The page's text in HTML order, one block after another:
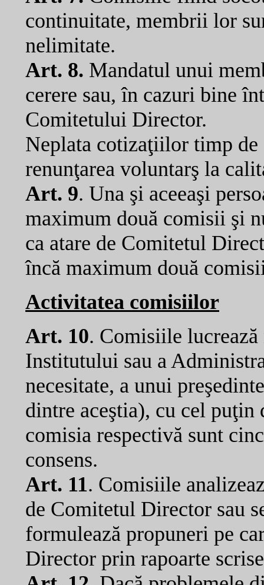
continuitate, membrii lor
nelimitate.
Art. 8. Mandatul unui
cerere sau, în cazuri bine
Comitetului Director.
Neplata cotizaţiilor timp de
renunţarea voluntarş la
Art. 9. Una şi aceeaşi
maximum două comisii şi
ca atare de Comitetul
încă maximum două
Activitatea comisiilor
Art. 10. Comisiile
Institutului sau a
necesitate, a unui
dintre aceştia), cu cel
comisia respectivă sunt
consens.
Art. 11. Comisiile
de Comitetul Director sau
formulează propuneri pe
Director prin rapoarte